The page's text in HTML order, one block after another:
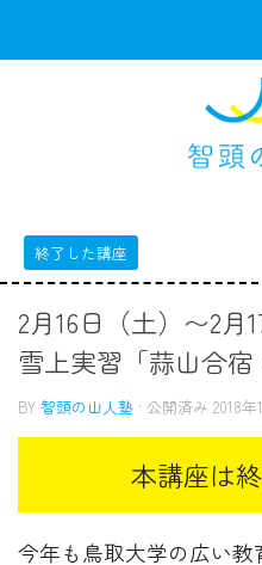
終了した講座
2月16日（土）〜2月
雪上実習「蒜山合宿
BY 智頭の山人塾 · 公開済み 2018年
今年も鳥取大学の広い教